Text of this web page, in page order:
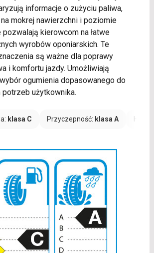
informacje o zużyciu paliwa,
mokrej nawierzchni i poziomie
pozwalają kierowcom na łatwe
wyrobów oponiarskich. Te
są ważne dla poprawy
i komfortu jazdy. Umożliwiają
ogumienia dopasowanego do
potrzeb użytkownika.
klasa C Przyczepność: klasa A